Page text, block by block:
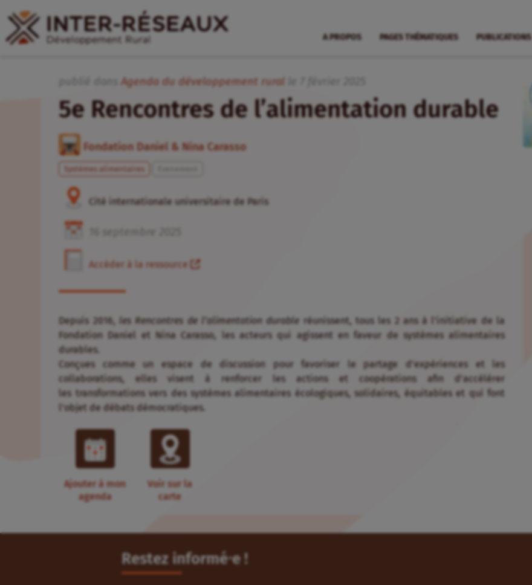
A PROPOS PAGES THÉMATIQUES PUBLICATIONS
publié dansAgenda du développement rural
5e Rencontres de l’alimentation durable
Fondation Daniel & Nina Carasso
Systèmes alimentaires
Cité internationale universitaire de Paris
Accéder à la ressource
Depuis 2016, les Rencontres de l’alimentation durable réunissent, tous les 2 ans à l’initiative de la
Fondation Daniel et Nina Carasso, les acteurs qui agissent en faveur de systèmes alimentaires
durables.
Conçues comme un espace de discussion pour favoriser le partage d’expériences et les
collaborations, elles visent à renforcer les actions et coopérations afin d’accélérer
les transformations vers des systèmes alimentaires écologiques, solidaires, équitables et qui font
l’objet de débats démocratiques.
Ajouter à mon
agenda
Voir sur la
carte
Restez informé⸱e !